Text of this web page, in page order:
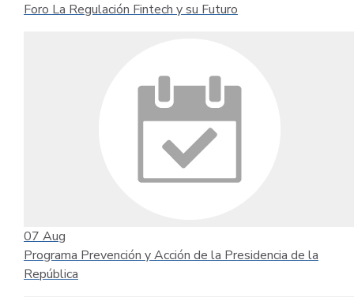
Foro La Regulación Fintech y su Futuro
07 Aug
Programa Prevención y Acción de la Presidencia de la
República